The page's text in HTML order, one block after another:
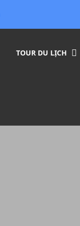
TOUR DU LỊCH